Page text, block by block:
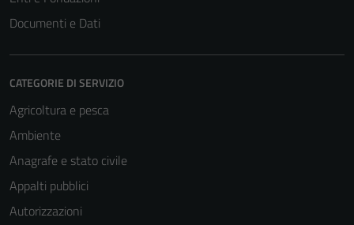
Documenti e Dati
CATEGORIE DI SERVIZIO
Agricoltura e pesca
Ambiente
Anagrafe e stato civile
Appalti pubblici
Autorizzazioni